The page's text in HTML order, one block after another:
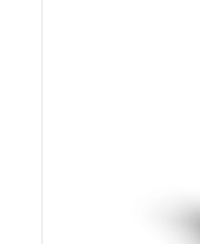
Complemente
Nossa plataforma
elaborados por